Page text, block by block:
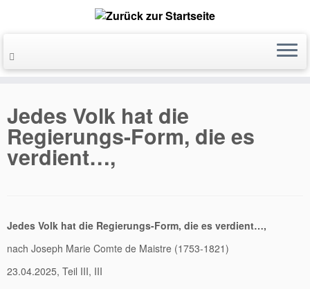
Jedes Volk hat die
Regierungs-Form, die es
verdient…,
Jedes Volk hat die Regierungs-Form, die es verdient…,
nach Joseph Marie Comte de Maistre (1753-1821)
23.04.2025, Teil III, III